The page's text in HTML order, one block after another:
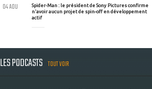
Spider-Man : le président de Sony Pictures confirme
n'avoir aucun projet de spin-off en développement
actif
04 AOU
LES PODCASTS TOUT VOIR